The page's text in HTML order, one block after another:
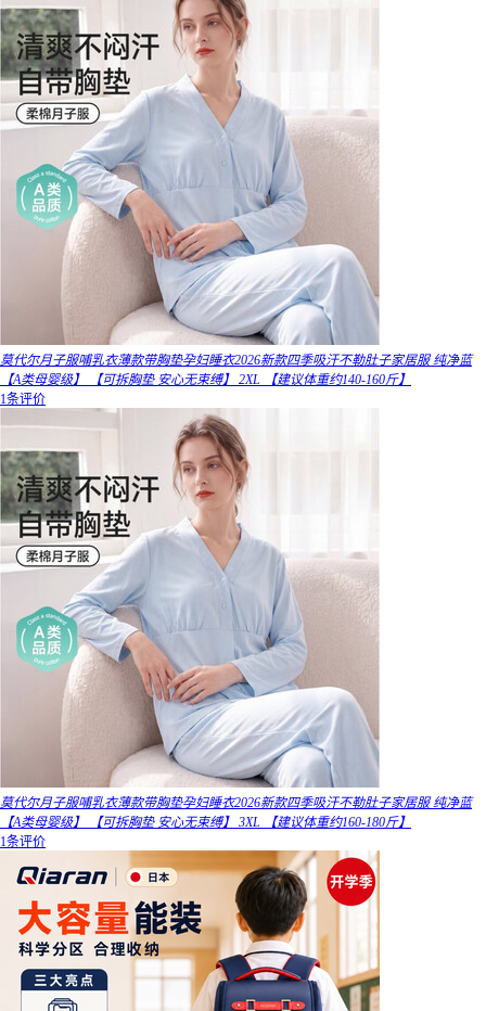
莫代尔月子服哺乳衣薄款带胸垫孕妇睡衣2026新款四季吸汗不勒肚子家居服 纯净蓝
【A类母婴级】 【可拆胸垫 安心无束缚】 2XL 【建议体重约140-160斤】
1条评价
莫代尔月子服哺乳衣薄款带胸垫孕妇睡衣2026新款四季吸汗不勒肚子家居服 纯净蓝
【A类母婴级】 【可拆胸垫 安心无束缚】 3XL 【建议体重约160-180斤】
1条评价